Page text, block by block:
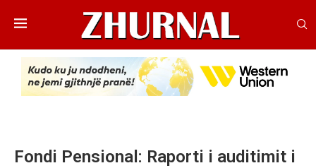
Fondi Pensional: Raporti i auditimit i